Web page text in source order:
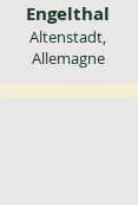
Engelthal
Altenstadt,
Allemagne